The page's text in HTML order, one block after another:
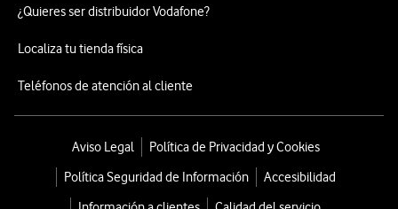
¿Quieres ser distribuidor Vodafone?
Localiza tu tienda física
Teléfonos de atención al cliente
Aviso Legal
Política de Privacidad y Cookies
Política Seguridad de Información
Accesibilidad